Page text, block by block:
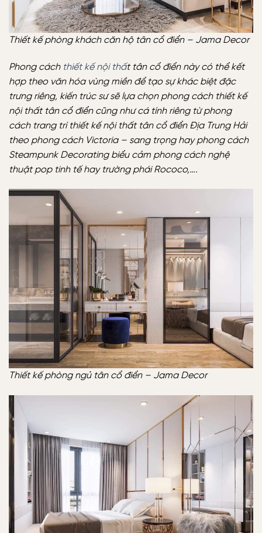
Thiết kế phòng khách căn hộ tân cổ điển – Jama Decor
Phong cách thiết kế nội thất tân cổ điển này có thể kết
hợp theo văn hóa vùng miền để tạo sự khác biệt đặc
trưng riêng, kiến trúc sư sẽ lựa chọn phong cách thiết kế
nội thất tân cổ điển cũng như cá tính riêng từ phong
cách trang trí thiết kế nội thất tân cổ điển Địa Trung Hải
theo phong cách Victoria – sang trọng hay phong cách
Steampunk Decorating biểu cảm phong cách nghệ
thuật pop tinh tế hay trường phái Rococo,….
Thiết kế phòng ngủ tân cổ điển – Jama Decor